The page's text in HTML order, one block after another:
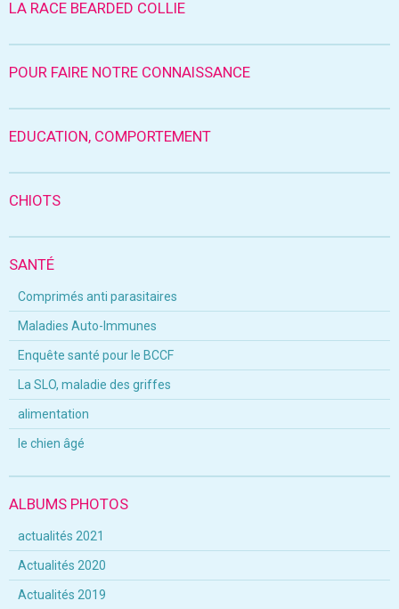
LA RACE BEARDED COLLIE
POUR FAIRE NOTRE CONNAISSANCE
EDUCATION, COMPORTEMENT
CHIOTS
SANTÉ
Comprimés anti parasitaires
Maladies Auto-Immunes
Enquête santé pour le BCCF
La SLO, maladie des griffes
alimentation
le chien âgé
ALBUMS PHOTOS
actualités 2021
Actualités 2020
Actualités 2019